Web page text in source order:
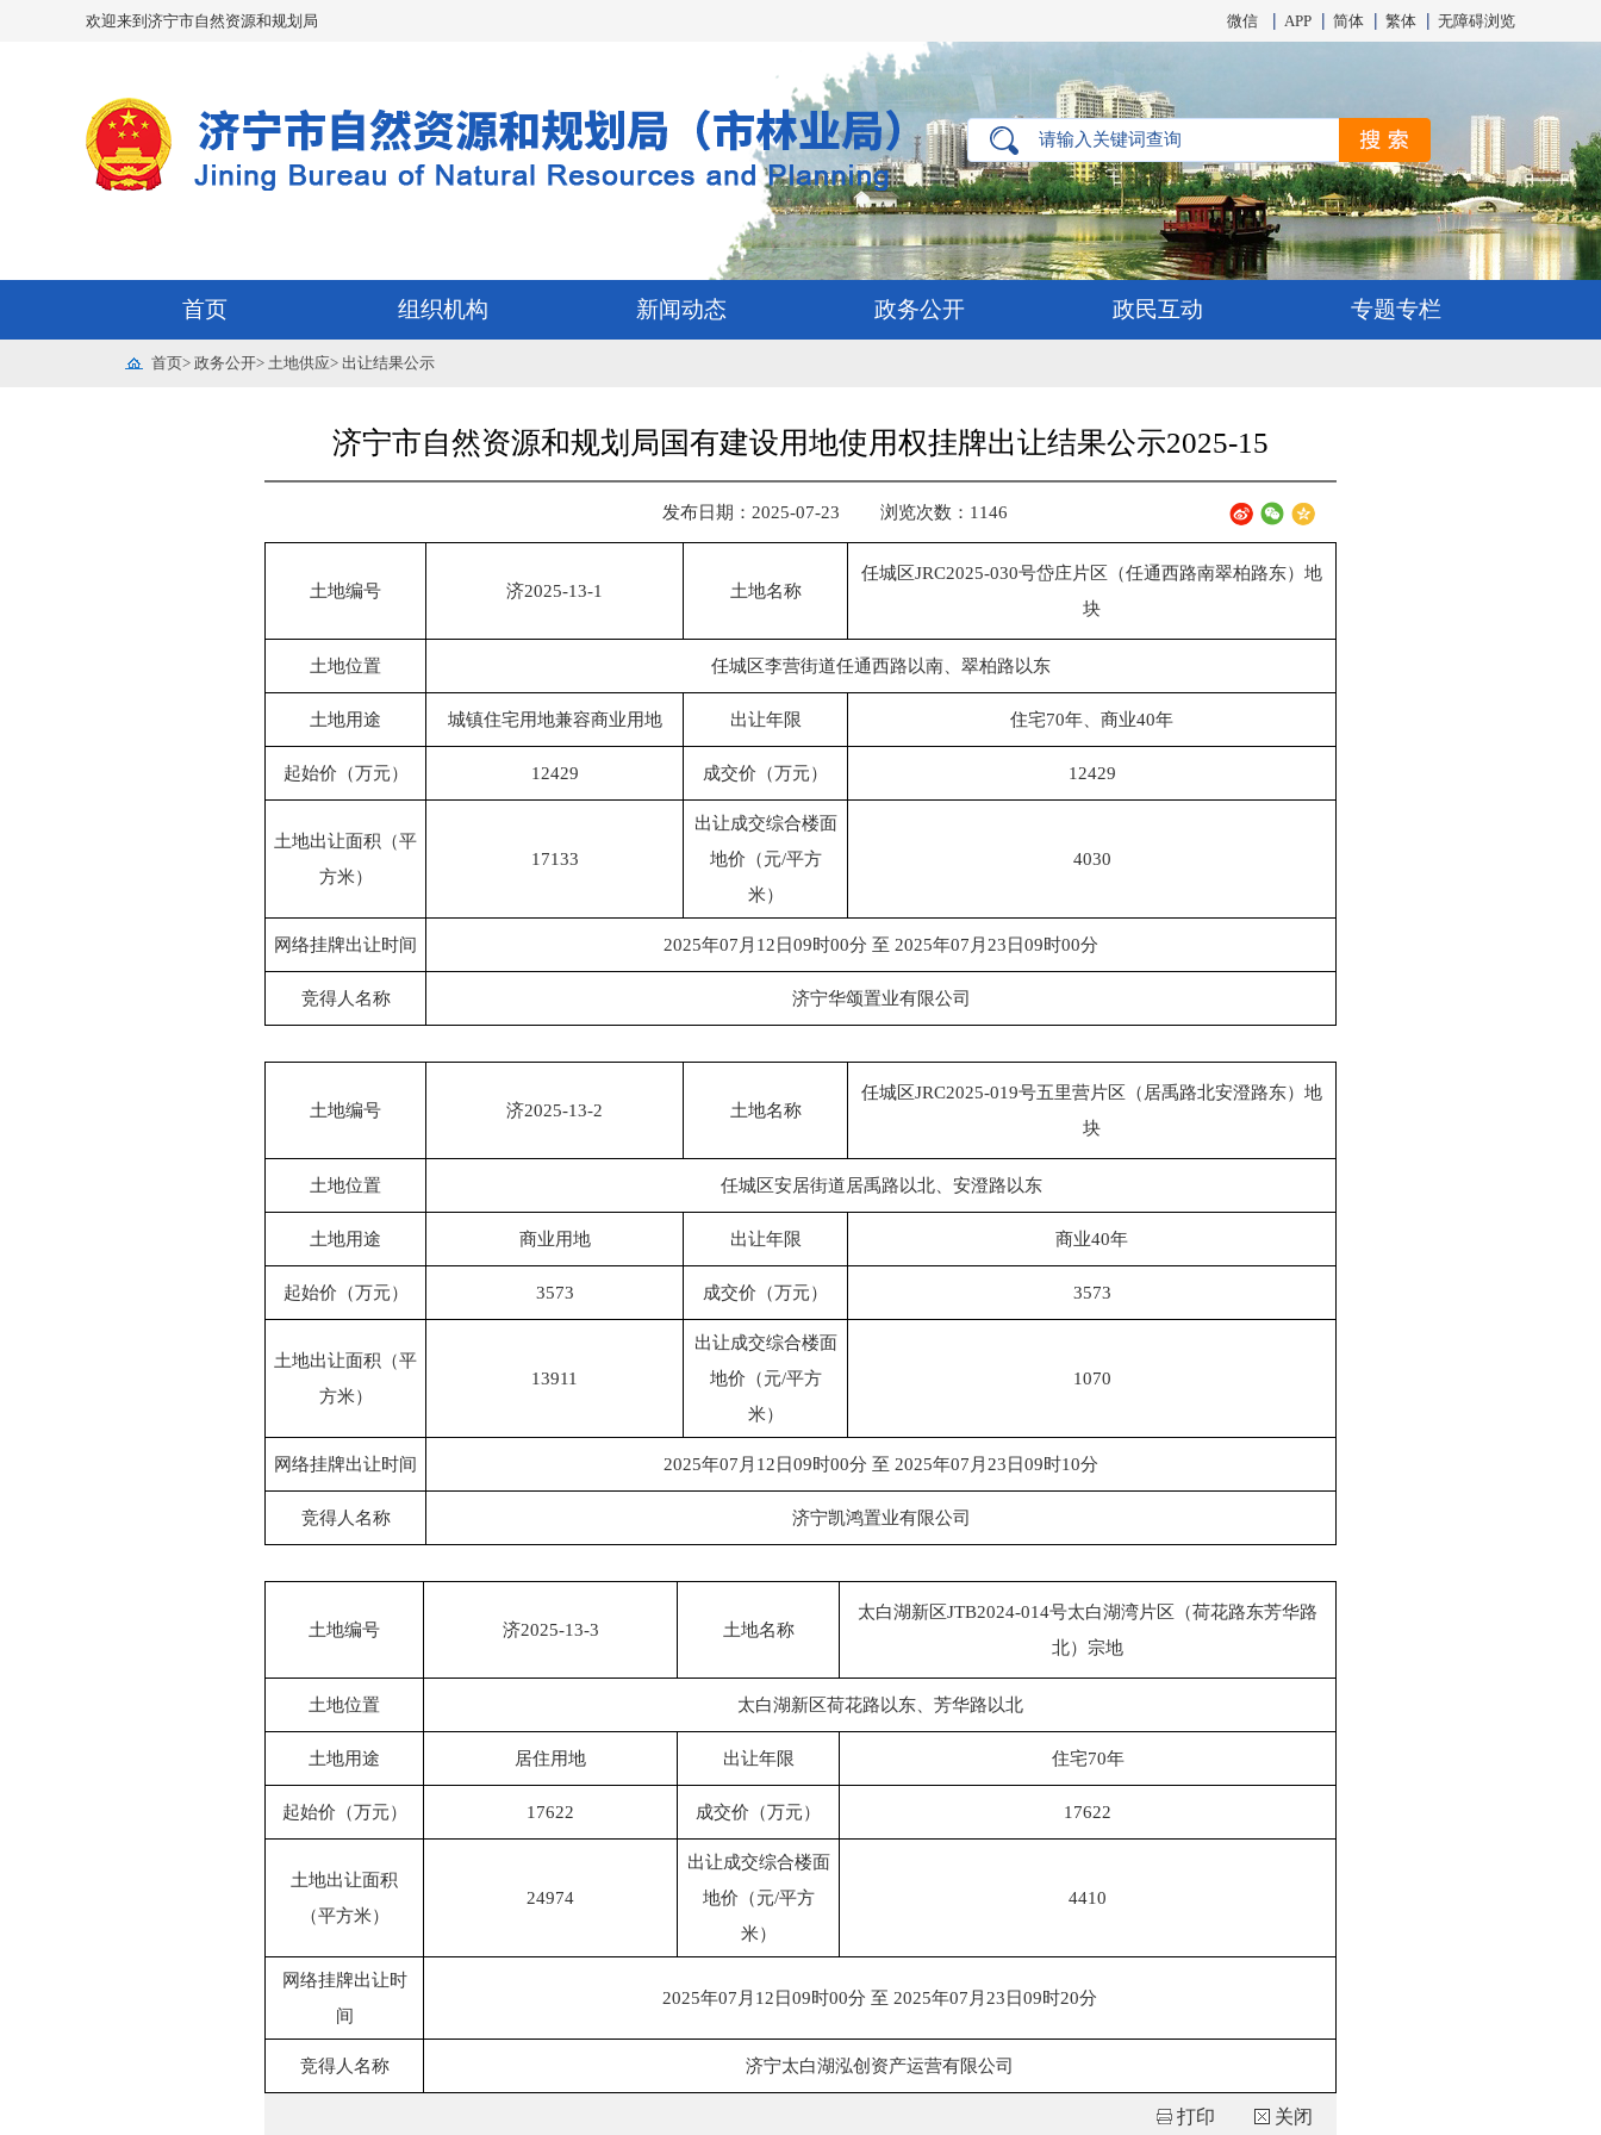
欢迎来到济宁市自然资源和规划局 微信 APP 简体 繁体 无障碍浏览
首页 组织机构 新闻动态 政务公开 政民互动 专题专栏
首页> 政务公开> 土地供应> 出让结果公示
济宁市自然资源和规划局国有建设用地使用权挂牌出让结果公示2025-15
发布日期：2025-07-23 浏览次数： 1146
土地编号 济2025-13-1 土地名称
任城区JRC2025-030号岱庄片区（任通西路南翠柏路东）地
块
土地位置 任城区李营街道任通西路以南、翠柏路以东
土地用途 城镇住宅用地兼容商业用地 出让年限 住宅70年、商业40年
起始价（万元） 12429 成交价（万元） 12429
土地出让面积（平
方米）
17133
出让成交综合楼面
地价（元/平方
米）
4030
网络挂牌出让时间 2025年07月12日09时00分 至 2025年07月23日09时00分
竞得人名称 济宁华颂置业有限公司
土地编号 济2025-13-2 土地名称
任城区JRC2025-019号五里营片区（居禹路北安澄路东）地
块
土地位置 任城区安居街道居禹路以北、安澄路以东
土地用途 商业用地 出让年限 商业40年
起始价（万元） 3573 成交价（万元） 3573
土地出让面积（平
方米）
13911
出让成交综合楼面
地价（元/平方
米）
1070
网络挂牌出让时间 2025年07月12日09时00分 至 2025年07月23日09时10分
竞得人名称 济宁凯鸿置业有限公司
土地编号 济2025-13-3 土地名称
太白湖新区JTB2024-014号太白湖湾片区（荷花路东芳华路
北）宗地
土地位置 太白湖新区荷花路以东、芳华路以北
土地用途 居住用地 出让年限 住宅70年
起始价（万元） 17622 成交价（万元） 17622
土地出让面积
（平方米）
24974
出让成交综合楼面
地价（元/平方
米）
4410
网络挂牌出让时
间
2025年07月12日09时00分 至 2025年07月23日09时20分
竞得人名称 济宁太白湖泓创资产运营有限公司
打印 关闭